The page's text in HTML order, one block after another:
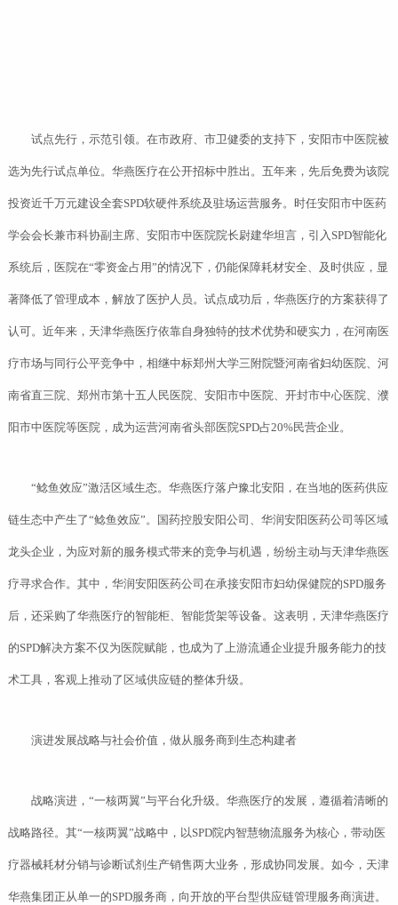
试点先行，示范引领。在市政府、市卫健委的支持下，安阳市中医院被
选为先行试点单位。华燕医疗在公开招标中胜出。五年来，先后免费为该院
投资近千万元建设全套SPD软硬件系统及驻场运营服务。时任安阳市中医药
学会会长兼市科协副主席、安阳市中医院院长尉建华坦言，引入SPD智能化
系统后，医院在“零资金占用”的情况下，仍能保障耗材安全、及时供应，显
著降低了管理成本，解放了医护人员。试点成功后，华燕医疗的方案获得了
认可。近年来，天津华燕医疗依靠自身独特的技术优势和硬实力，在河南医
疗市场与同行公平竞争中，相继中标郑州大学三附院暨河南省妇幼医院、河
南省直三院、郑州市第十五人民医院、安阳市中医院、开封市中心医院、濮
阳市中医院等医院，成为运营河南省头部医院SPD占20%民营企业。
“鲶鱼效应”激活区域生态。华燕医疗落户豫北安阳，在当地的医药供应
链生态中产生了“鲶鱼效应”。国药控股安阳公司、华润安阳医药公司等区域
龙头企业，为应对新的服务模式带来的竞争与机遇，纷纷主动与天津华燕医
疗寻求合作。其中，华润安阳医药公司在承接安阳市妇幼保健院的SPD服务
后，还采购了华燕医疗的智能柜、智能货架等设备。这表明，天津华燕医疗
的SPD解决方案不仅为医院赋能，也成为了上游流通企业提升服务能力的技
术工具，客观上推动了区域供应链的整体升级。
演进发展战略与社会价值，做从服务商到生态构建者
战略演进，“一核两翼”与平台化升级。华燕医疗的发展，遵循着清晰的
战略路径。其“一核两翼”战略中，以SPD院内智慧物流服务为核心，带动医
疗器械耗材分销与诊断试剂生产销售两大业务，形成协同发展。如今，天津
华燕集团正从单一的SPD服务商，向开放的平台型供应链管理服务商演进。